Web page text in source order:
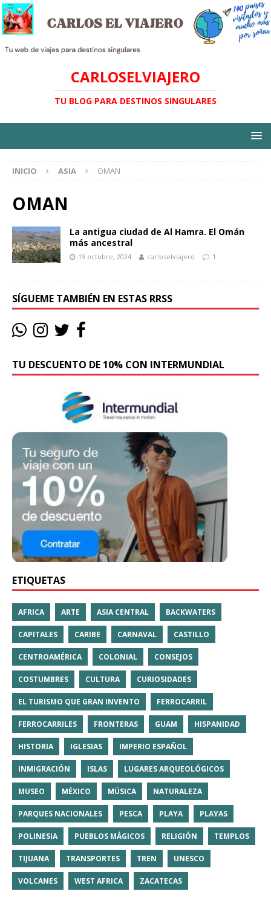
CARLOSELVIAJERO
TU BLOG PARA DESTINOS SINGULARES
INICIO ASIA OMAN
OMAN
La antigua ciudad de Al Hamra. El Omán
más ancestral
19 octubre, 2024 carloselviajero 1
SÍGUEME TAMBIÉN EN ESTAS RRSS
TU DESCUENTO DE 10% CON INTERMUNDIAL
ETIQUETAS
AFRICA ARTE ASIA CENTRAL BACKWATERS
CAPITALES CARIBE CARNAVAL CASTILLO
CENTROAMÉRICA COLONIAL CONSEJOS
COSTUMBRES CULTURA CURIOSIDADES
EL TURISMO QUE GRAN INVENTO FERROCARRIL
FERROCARRILES FRONTERAS GUAM HISPANIDAD
HISTORIA IGLESIAS IMPERIO ESPAÑOL
INMIGRACIÓN ISLAS LUGARES ARQUEOLÓGICOS
MUSEO MÉXICO MÚSICA NATURALEZA
PARQUES NACIONALES PESCA PLAYA PLAYAS
POLINESIA PUEBLOS MÁGICOS RELIGIÓN TEMPLOS
TIJUANA TRANSPORTES TREN UNESCO
VOLCANES WEST AFRICA ZACATECAS